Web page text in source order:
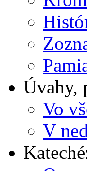
Úvahy,
Vo
V